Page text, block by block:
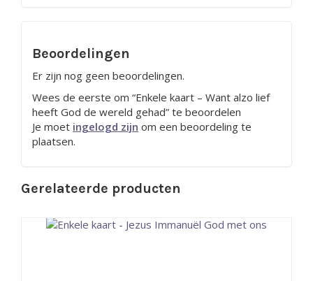
Beoordelingen
Er zijn nog geen beoordelingen.
Wees de eerste om “Enkele kaart – Want alzo lief
heeft God de wereld gehad” te beoordelen
Je moet ingelogd zijn om een beoordeling te
plaatsen.
Gerelateerde producten